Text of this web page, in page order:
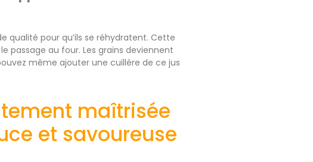
qualité pour qu’ils se réhydratent. Cette
passage au four. Les grains deviennent
même ajouter une cuillère de ce jus
maîtrisée
et savoureuse